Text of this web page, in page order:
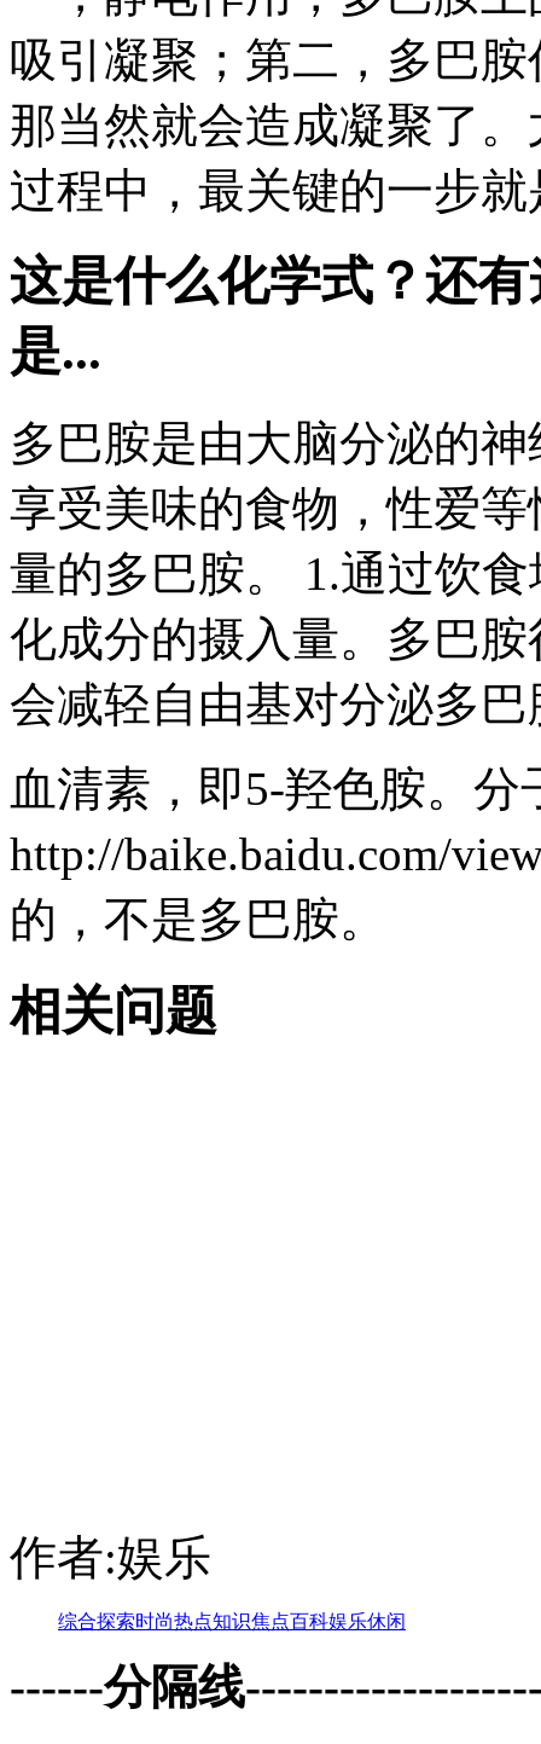
吸引凝聚；第二，多巴
那当然就会造成凝聚了
过程中，最关键的一步
这是什么化学式？还
是...
多巴胺是由大脑分泌的
享受美味的食物，性爱
量的多巴胺。 1.通过饮
化成分的摄入量。多巴
会减轻自由基对分泌多
血清素，即5-羟色胺。分
http://baike.baidu.com/
的，不是多巴胺。
相关问题
作者:娱乐
综合探索时尚热点知识焦点百科娱乐休闲
------分隔线